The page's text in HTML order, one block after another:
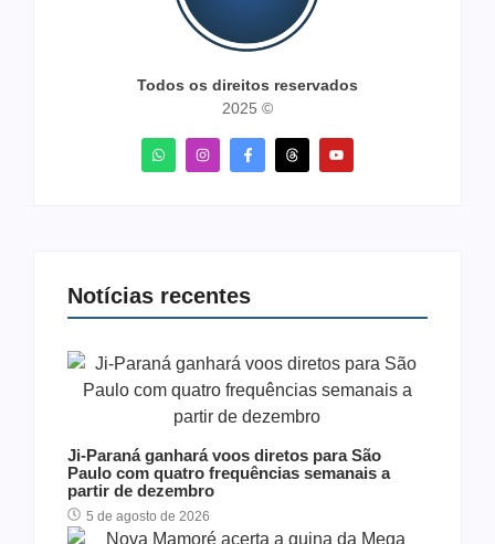
Todos os direitos reservados
2025 ©
Notícias recentes
Ji-Paraná ganhará voos diretos para São
Paulo com quatro frequências semanais a
partir de dezembro
5 de agosto de 2026